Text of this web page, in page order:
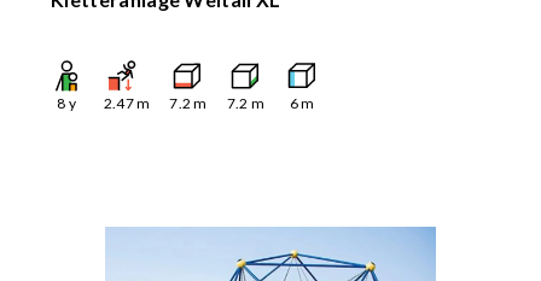
8 y 2.47m 7.2 m 7.2 m 6m